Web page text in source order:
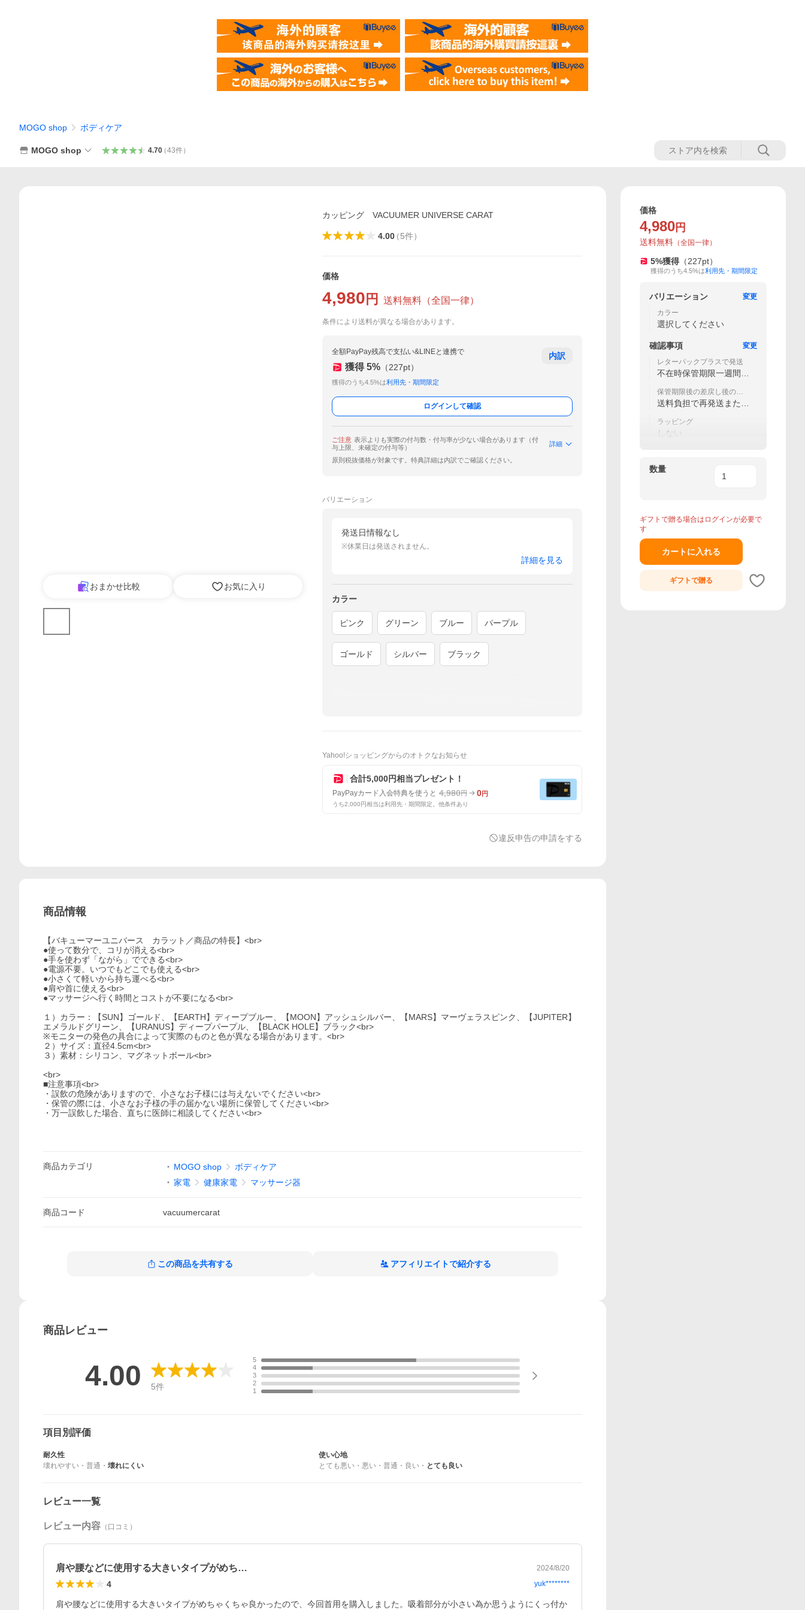
MOGO shop ボディケア
MOGO shop 4.70（43件）
おまかせ比較 お気に入り
カッピング VACUUMER UNIVERSE CARAT
4.00（5件）
価格
4,980 円 送料無料 （全国一律）
条件により送料が異なる場合があります。
全額PayPay残高で支払い&LINEと連携で
獲得 5% （227pt）
獲得のうち4.5%は利用先・期間限定
内訳
ログインして確認
ご注意 表示よりも実際の付与数・付与率が少ない場合があります（付
与上限、未確定の付与等）
詳細
原則税抜価格が対象です。特典詳細は内訳でご確認ください。
バリエーション
発送日情報なし
※休業日は発送されません。
詳細を見る
カラー
ピンク グリーン ブルー パープル
ゴールド シルバー ブラック
Yahoo!ショッピングからのオトクなお知らせ
合計5,000円相当プレゼント！
PayPayカード入会特典を使うと 4,980円 0円
うち2,000円相当は利用先・期間限定。他条件あり
違反申告の申請をする
商品情報
【バキューマーユニバース カラット／商品の特長】<br>
●使って数分で、コリが消える<br>
●手を使わず「ながら」でできる<br>
●電源不要。いつでもどこでも使える<br>
●小さくて軽いから持ち運べる<br>
●肩や首に使える<br>
●マッサージへ行く時間とコストが不要になる<br>
１）カラー：【SUN】ゴールド、【EARTH】ディープブルー、【MOON】アッシュシルバー、【MARS】マーヴェラスピンク、【JUPITER】
エメラルドグリーン、【URANUS】ディープパープル、【BLACK HOLE】ブラック<br>
※モニターの発色の具合によって実際のものと色が異なる場合があります。<br>
２）サイズ：直径4.5cm<br>
３）素材：シリコン、マグネットボール<br>
<br>
■注意事項<br>
・誤飲の危険がありますので、小さなお子様には与えないでください<br>
・保管の際には、小さなお子様の手の届かない場所に保管してください<br>
・万一誤飲した場合、直ちに医師に相談してください<br>
商品カテゴリ MOGO shop
ボディケア
家電
健康家電 マッサージ器
商品コード vacuumercarat
この商品を共有する アフィリエイトで紹介する
商品レビュー
4.00 5件
5
4
3
2
1
項目別評価
耐久性
壊れやすい ・ 普通 ・ 壊れにくい
使い心地
とても悪い ・ 悪い ・ 普通 ・ 良い ・ とても良い
レビュー一覧
レビュー内容 （口コミ）
肩や腰などに使用する大きいタイプがめち… 2024/8/20
4 yuk********
肩や腰などに使用する大きいタイプがめちゃくちゃ良かったので、今回首用を購入しました。吸着部分が小さい為か思うようにくっ付か
価格
4,980 円
送料無料 （全国一律）
5%獲得 （227pt）
獲得のうち4.5%は利用先・期間限定
バリエーション
変更
カラー
選択してください
確認事項
変更
レターパックプラスで発送
不在時保管期限一週間で
保管期限後の差戻し後の対
応
送料負担で再発送または
ラッピング
しない
数量
ギフトで贈る場合はログインが必要で
す
カートに入れる
ギフトで贈る